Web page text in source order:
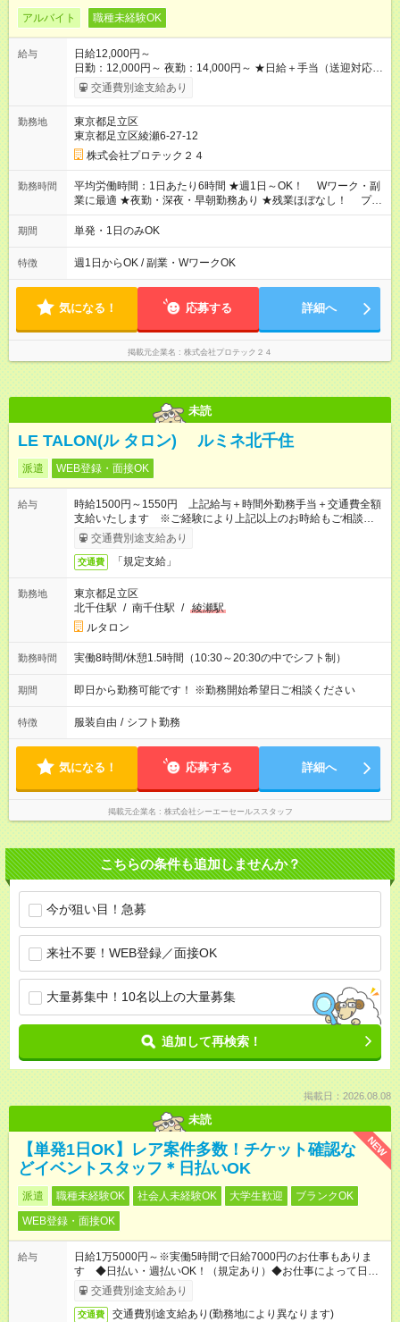
アルバイト 職種未経験OK
給与
日給12,000円～
日勤：12,000円～ 夜勤：14,000円～ ★日給＋手当（送迎対応）
★短時間終了でも日給全額保証 ★週払いOK！急な出費も安心 ★
入社祝い金5万円（規定有） ★交通費全額支給 【試用期間】試
と同じです。
交通費別途支給あり
勤務地
東京都足立区
東京都足立区綾瀬6-27-12
株式会社プロテック２４
勤務時間
平均労働時間：1日あたり6時間 ★週1日～OK！ Wワーク・副
業に最適 ★夜勤・深夜・早朝勤務あり ★残業ほぼなし！ プラ
イベート充実 平均労働時間：1日あたり6時間 ★週1日～OK！
Wワーク・副業に最適 ★夜勤・深夜・早朝勤務あり ★残業ほぼ
期間 単発・1日のみOK
特徴 週1日からOK / 副業・WワークOK
気になる！ 応募する 詳細へ
掲載元企業名 株式会社プロテック２４
未読
LE TALON(ル タロン) ルミネ北千住
派遣 WEB登録・面接OK
給与
時給1500円～1550円 上記給与＋時間外勤務手当＋交通費全額
支給いたします ※ご経験により上記以上のお時給もご相談させ
ていただきます ※時間外手当はお時給の1.25倍です！
交通費別途支給あり
交通費 「規定支給」
勤務地
東京都足立区
北千住駅 / 南千住駅 / 綾瀬駅
ルタロン
勤務時間 実働8時間/休憩1.5時間（10:30～20:30の中でシフト制）
期間 即日から勤務可能です！ ※勤務開始希望日ご相談ください
特徴 服装自由 / シフト勤務
気になる！ 応募する 詳細へ
掲載元企業名 株式会社シーエーセールススタッフ
こちらの条件も追加しませんか？
今が狙い目！急募
来社不要！WEB登録／面接OK
大量募集中！10名以上の大量募集
追加して再検索！
掲載日：2026.08.08
未読
NEW
【単発1日OK】レア案件多数！チケット確認な
どイベントスタッフ＊日払いOK
派遣 職種未経験OK 社会人未経験OK 大学生歓迎
ブランクOK
WEB登録・面接OK
給与
日給1万5000円～※実働5時間で日給7000円のお仕事もありま
す ◆日払い・週払いOK！（規定あり）◆お仕事によって日給も
異なります
交通費別途支給あり
交通費 交通費別途支給あり(勤務地により異なります)